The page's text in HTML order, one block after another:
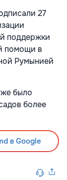
27
поддержки
помощи в
Румынией
было
более
в Google